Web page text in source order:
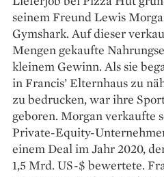
seinem Freund Lewis
Gymshark. Auf dieser
Mengen gekaufte
kleinem Gewinn. Als sie
in Francis’ Elternhaus zu
zu bedrucken, war ihre
geboren. Morgan verkaufte
Private-Equity-
einem Deal im Jahr 2020,
1,5 Mrd. US-$ bewertete.